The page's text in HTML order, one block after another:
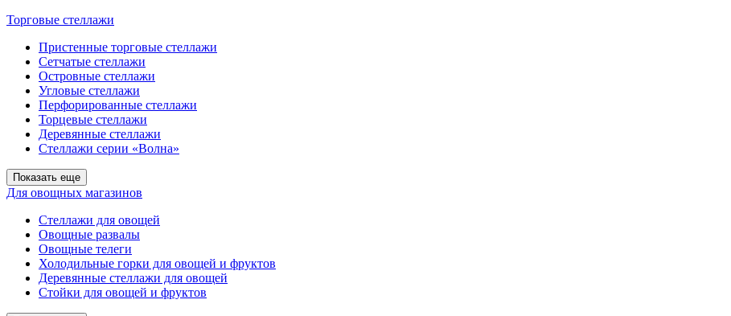
Торговые стеллажи
Пристенные торговые стеллажи
Сетчатые стеллажи
Островные стеллажи
Угловые стеллажи
Перфорированные стеллажи
Торцевые стеллажи
Деревянные стеллажи
Стеллажи серии «Волна»
Показать еще
Для овощных магазинов
Стеллажи для овощей
Овощные развалы
Овощные телеги
Холодильные горки для овощей и фруктов
Деревянные стеллажи для овощей
Стойки для овощей и фруктов